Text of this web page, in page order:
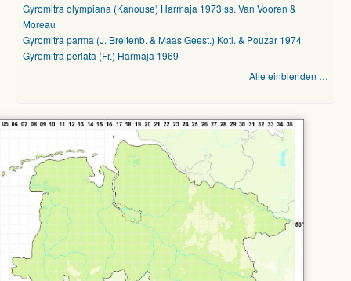
Gyromitra olympiana (Kanouse) Harmaja 1973 ss. Van Vooren &
Moreau
Gyromitra parma (J. Breitenb. & Maas Geest.) Kotl. & Pouzar 1974
Gyromitra perlata (Fr.) Harmaja 1969
Alle einblenden …